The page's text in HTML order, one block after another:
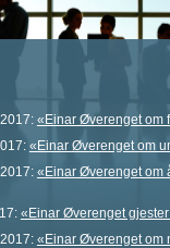
«Einar Øverenget om
«Einar Øverenget om
«Einar Øverenget om
«Einar Øverenget
«Einar Øverenget om